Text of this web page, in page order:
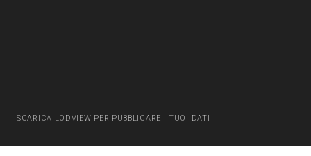
SCARICA LODVIEW PER PUBBLICARE I TUOI DATI